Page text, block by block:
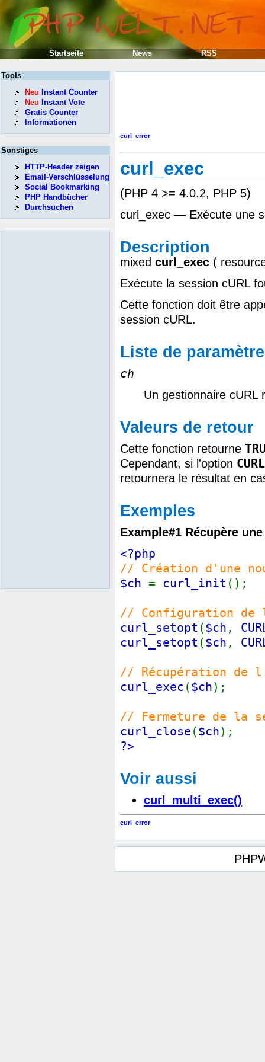
curl_error
curl_exec
(PHP 4 >= 4.0.2, PHP 5)
curl_exec — Exécute une
Description
mixed curl_exec (
Exécute la session cURL
Cette fonction doit être
session cURL.
Liste de
ch
Un gestionnaire
Valeurs de retour
Cette fonction retourne
Cependant, si l'option
retournera le résultat en
Exemples
Example#1 Récupère
<?php
// Création d'une
$ch = curl_init ();
// Configuration de
curl_setopt ($ch ,
curl_setopt ($ch ,
// Récupération de
curl_exec ($ch);
// Fermeture de la
curl_close ($ch);
?>
Voir aussi
curl_multi_exec()
curl_error
Tools
Neu Instant Counter
Neu Instant Vote
Gratis Counter
Informationen
Sonstiges
HTTP-Header zeigen
Email-Verschlüsselung
Social Bookmarking
PHP Handbücher
Durchsuchen
Startseite News RSS